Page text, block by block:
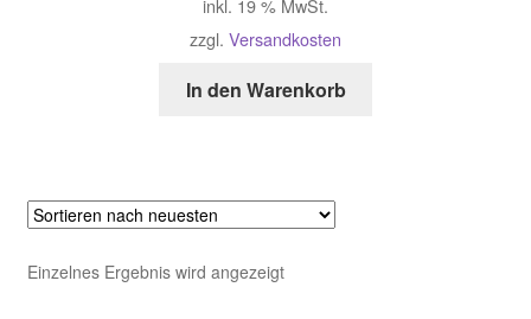
inkl. 19 % MwSt.
zzgl. Versandkosten
In den Warenkorb
Einzelnes Ergebnis wird angezeigt